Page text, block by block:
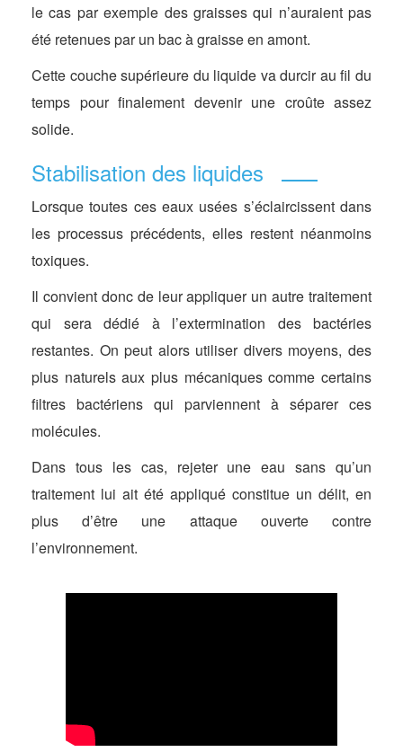
le cas par exemple des graisses qui n’auraient pas
été retenues par un bac à graisse en amont.
Cette couche supérieure du liquide va durcir au fil du
temps pour finalement devenir une croûte assez
solide.
Stabilisation des liquides
Lorsque toutes ces eaux usées s’éclaircissent dans
les processus précédents, elles restent néanmoins
toxiques.
Il convient donc de leur appliquer un autre traitement
qui sera dédié à l’extermination des bactéries
restantes. On peut alors utiliser divers moyens, des
plus naturels aux plus mécaniques comme certains
filtres bactériens qui parviennent à séparer ces
molécules.
Dans tous les cas, rejeter une eau sans qu’un
traitement lui ait été appliqué constitue un délit, en
plus d’être une attaque ouverte contre
l’environnement.